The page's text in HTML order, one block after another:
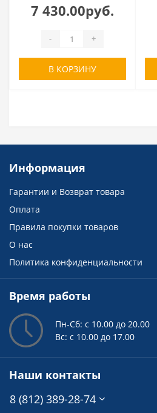
7 430.00руб.
- +
В КОРЗИНУ
Информация
Гарантии и Возврат товара
Оплата
Правила покупки товаров
О нас
Политика конфиденциальности
Время работы
Пн-Сб: с 10.00 до 20.00
Вс: с 10.00 до 17.00
Наши контакты
8 (812) 389-28-74